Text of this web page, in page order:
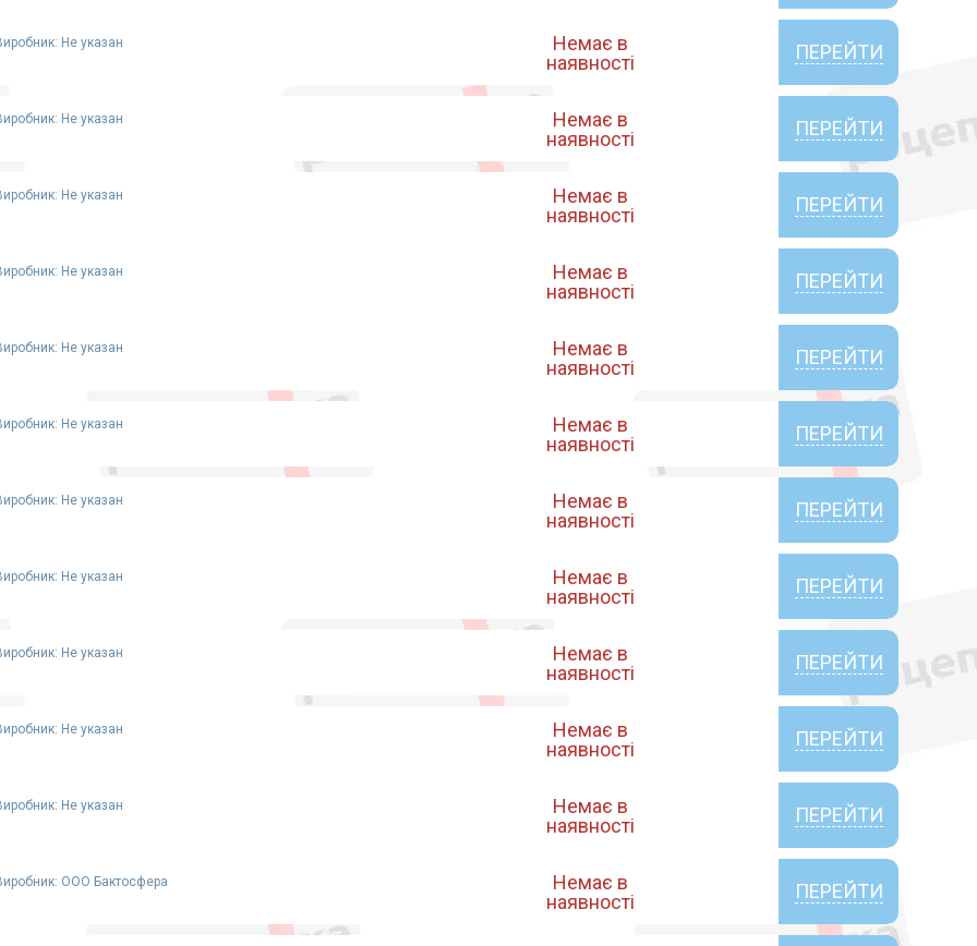
Не указан
Немає в
наявності
ПЕРЕЙТИ
Не указан
Немає в
наявності
ПЕРЕЙТИ
Не указан
Немає в
наявності
ПЕРЕЙТИ
Не указан
Немає в
наявності
ПЕРЕЙТИ
Не указан
Немає в
наявності
ПЕРЕЙТИ
Не указан
Немає в
наявності
ПЕРЕЙТИ
Не указан
Немає в
наявності
ПЕРЕЙТИ
Не указан
Немає в
наявності
ПЕРЕЙТИ
Не указан
Немає в
наявності
ПЕРЕЙТИ
Не указан
Немає в
наявності
ПЕРЕЙТИ
Не указан
Немає в
наявності
ПЕРЕЙТИ
ООО Бактосфера
Немає в
наявності
ПЕРЕЙТИ